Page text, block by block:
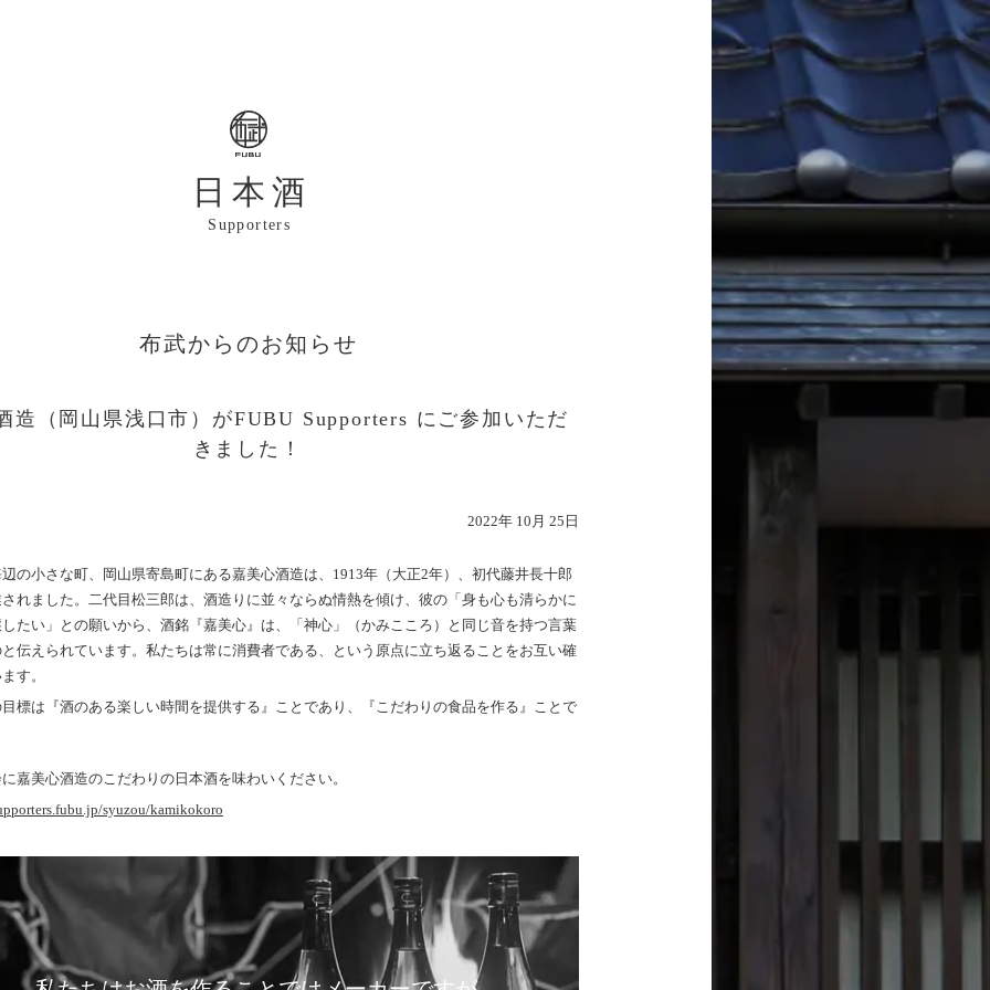
日本酒
Supporters
布武からのお知らせ
造（岡山県浅口市）がFUBU Supporters にご参加いただ
きました！
2022年 10月 25日
の小さな町、岡山県寄島町にある嘉美心酒造は、1913年（大正2年）、初代藤井長十郎
れました。二代目松三郎は、酒造りに並々ならぬ情熱を傾け、彼の「身も心も清らかに
たい」との願いから、酒銘『嘉美心』は、「神心」（かみこころ）と同じ音を持つ言葉
伝えられています。私たちは常に消費者である、という原点に立ち返ることをお互い確
す。
標は『酒のある楽しい時間を提供する』ことであり、『こだわりの食品を作る』ことで
嘉美心酒造のこだわりの日本酒を味わいください。
syuzou/kamikokoro